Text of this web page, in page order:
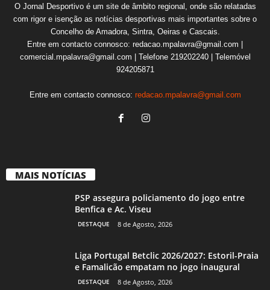
O Jornal Desportivo é um site de âmbito regional, onde são relatadas
com rigor e isenção as notícias desportivas mais importantes sobre o
Concelho de Amadora, Sintra, Oeiras e Cascais.
Entre em contacto connosco: redacao.mpalavra@gmail.com |
comercial.mpalavra@gmail.com | Telefone 219202240 | Telemóvel
924205871
Entre em contacto connosco: redacao.mpalavra@gmail.com
MAIS NOTÍCIAS
PSP assegura policiamento do jogo entre
Benfica e Ac. Viseu
DESTAQUE 8 de Agosto, 2026
Liga Portugal Betclic 2026/2027: Estoril-Praia
e Famalicão empatam no jogo inaugural
DESTAQUE 8 de Agosto, 2026